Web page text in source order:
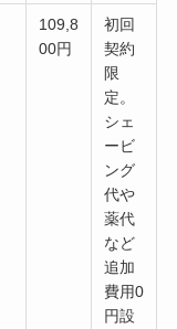
109,8
00円
初回
契約
限
定。
シェ
ービ
ング
代や
薬代
など
追加
費用0
円設